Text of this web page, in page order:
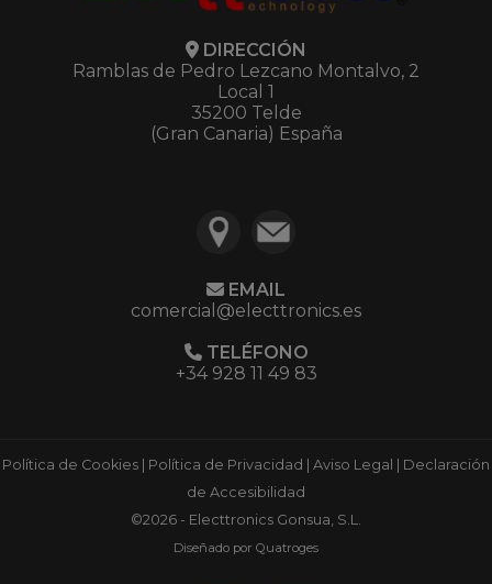
DIRECCIÓN
Ramblas de Pedro Lezcano Montalvo, 2
Local 1
35200 Telde
(Gran Canaria) España
EMAIL
comercial@electtronics.es
TELÉFONO
+34 928 11 49 83
Política de Cookies Política de Privacidad Aviso Legal
Declaración
de Accesibilidad
©2026 - Electtronics Gonsua, S.L.
Diseñado por Quatroges